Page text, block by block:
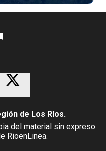
de Los Ríos.
del material sin expreso
RioenLinea.